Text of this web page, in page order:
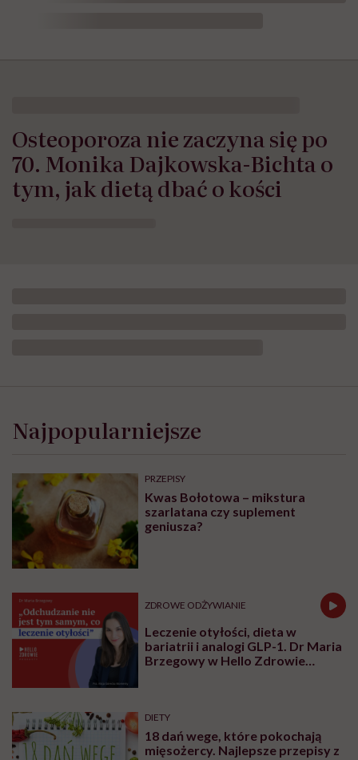
Osteoporoza nie zaczyna się po
70. Monika Dajkowska-Bichta o
tym, jak dietą dbać o kości
Najpopularniejsze
PRZEPISY
Kwas Bołotowa – mikstura
szarlatana czy suplement
geniusza?
ZDROWE ODŻYWIANIE
Leczenie otyłości, dieta w
bariatrii i analogi GLP-1. Dr Maria
Brzegowy w Hello Zdrowie
DIETY
18 dań wege, które pokochają
mięsożercy. Najlepsze przepisy z